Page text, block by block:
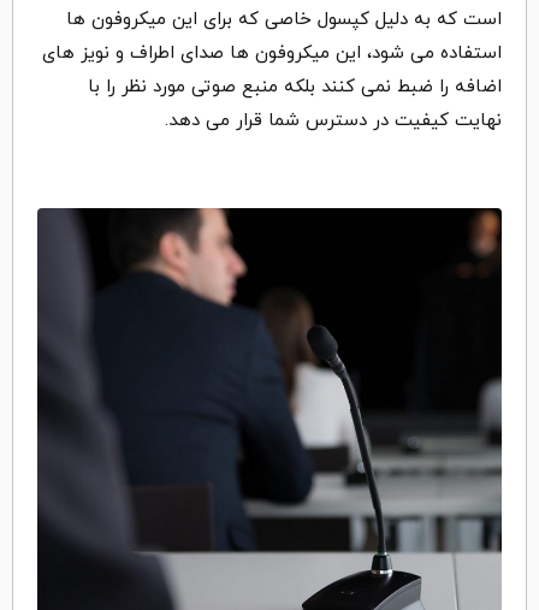
است که به دلیل کپسول خاصی که برای این میکروفون ها
استفاده می شود، این میکروفون ها صدای اطراف و نویز های
اضافه را ضبط نمی کنند بلکه منبع صوتی مورد نظر را با
نهایت کیفیت در دسترس شما قرار می دهد.